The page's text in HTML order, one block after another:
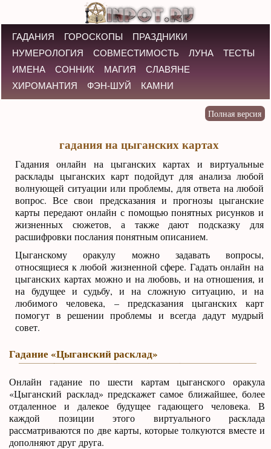
ГАДАНИЯ ГОРОСКОПЫ
ПРАЗДНИКИ
НУМЕРОЛОГИЯ
СОВМЕСТИМОСТЬ ЛУНА
ТЕСТЫ
ИМЕНА
СОННИК МАГИЯ
СЛАВЯНЕ
ХИРОМАНТИЯ
ФЭН-ШУЙ КАМНИ
гадания на цыганских картах
Гадания онлайн на цыганских картах и виртуальные
расклады цыганских карт подойдут для анализа любой
волнующей ситуации или проблемы, для ответа на любой
вопрос. Все свои предсказания и прогнозы цыганские
карты передают онлайн с помощью понятных рисунков и
жизненных сюжетов, а также дают подсказку для
расшифровки послания понятным описанием.
Цыганскому оракулу можно задавать вопросы,
относящиеся к любой жизненной сфере. Гадать онлайн на
цыганских картах можно и на любовь, и на отношения, и
на будущее и судьбу, и на сложную ситуацию, и на
любимого человека, – предсказания цыганских карт
помогут в решении проблемы и всегда дадут мудрый
совет.
Гадание «Цыганский расклад»
Онлайн гадание по шести картам цыганского оракула
«Цыганский расклад» предскажет самое ближайшее, более
отдаленное и далекое будущее гадающего человека. В
каждой позиции этого виртуального расклада
рассматриваются по две карты, которые толкуются вместе и
дополняют друг друга.